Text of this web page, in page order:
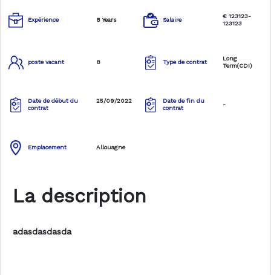
Expérience 8 Years Salaire
€ 123123-
123123
poste vacant 8 Type de contrat
Long
Term(CDI)
Date de début du
contrat
25/09/2022
Date de fin du
contrat
-
Emplacement Allouagne
La description
adasdasdasda